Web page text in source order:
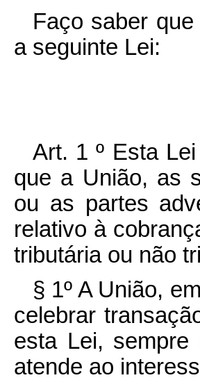
Faço saber
a seguinte Lei:
Art. 1 º Esta
que a União, as
ou as partes
relativo à
tributária ou não
§ 1º A União,
celebrar
esta Lei, sempre
atende ao